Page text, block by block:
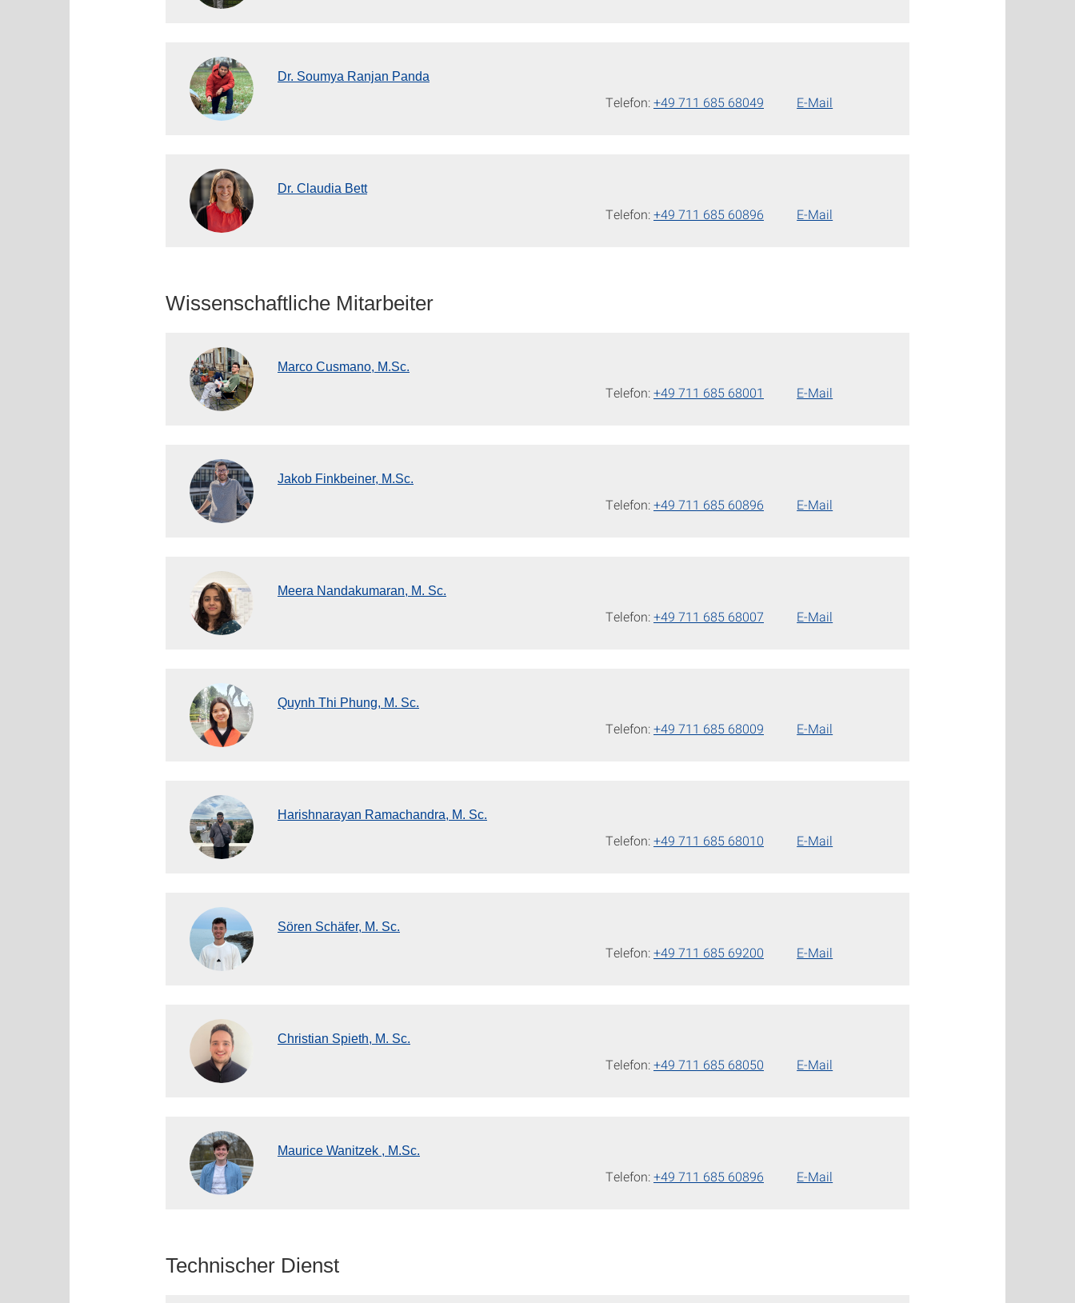
Dr. Soumya Ranjan Panda
Telefon:+49 711 685 68049 E-Mail
Dr. Claudia Bett
Telefon:+49 711 685 60896 E-Mail
Wissenschaftliche Mitarbeiter
Marco Cusmano, M.Sc.
Telefon:+49 711 685 68001 E-Mail
Jakob Finkbeiner, M.Sc.
Telefon:+49 711 685 60896 E-Mail
Meera Nandakumaran, M. Sc.
Telefon:+49 711 685 68007 E-Mail
Quynh Thi Phung, M. Sc.
Telefon:+49 711 685 68009 E-Mail
Harishnarayan Ramachandra, M. Sc.
Telefon:+49 711 685 68010 E-Mail
Sören Schäfer, M. Sc.
Telefon:+49 711 685 69200 E-Mail
Christian Spieth, M. Sc.
Telefon:+49 711 685 68050 E-Mail
Maurice Wanitzek , M.Sc.
Telefon:+49 711 685 60896 E-Mail
Technischer Dienst